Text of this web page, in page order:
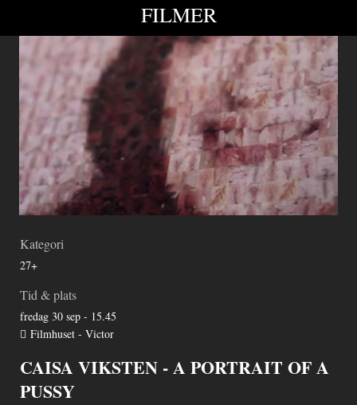
FILMER
Kategori
27+
Tid & plats
fredag 30 sep - 15.45
Filmhuset - Victor
CAISA VIKSTEN - A PORTRAIT OF A
PUSSY